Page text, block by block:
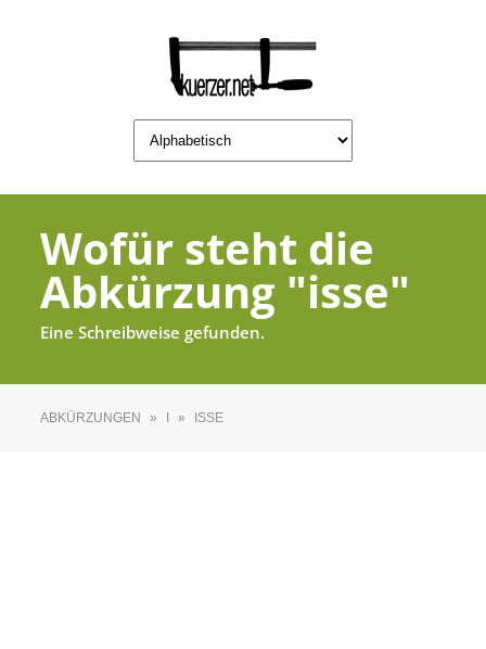
Wofür steht die
Abkürzung "isse"
Eine Schreibweise gefunden.
ABKÜRZUNGEN » » ISSE